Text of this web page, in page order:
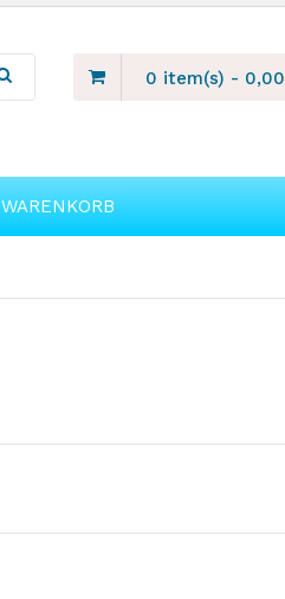
0 item(s) - 0,00
WARENKORB